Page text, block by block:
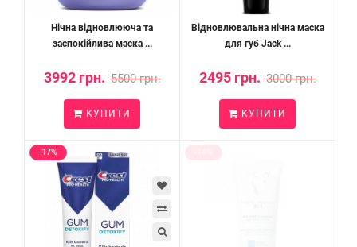
Нічна відновлююча та
заспокійлива маска ...
3992 грн. 5500 грн.
КУПИТИ
Відновлювальна нічна маска
для губ Jack ...
2495 грн. 3000 грн.
КУПИТИ
-17%